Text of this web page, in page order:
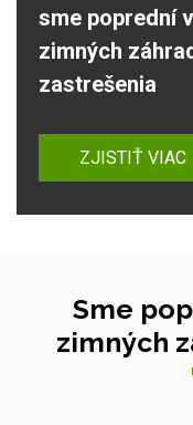
sme poprední
zimných
zastrešenia
ZJISTIŤ VIAC
Sme
zimných